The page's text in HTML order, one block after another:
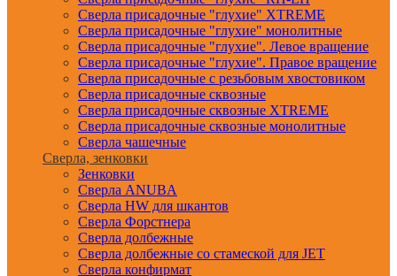
Сверла присадочные "глухие" XTREME
Сверла присадочные "глухие" монолитные
Сверла присадочные "глухие". Левое вращение
Сверла присадочные "глухие". Правое вращение
Сверла присадочные с резьбовым хвостовиком
Сверла присадочные сквозные
Сверла присадочные сквозные XTREME
Сверла присадочные сквозные монолитные
Сверла чашечные
Сверла, зенковки
Зенковки
Сверла ANUBA
Сверла HW для шкантов
Сверла Форстнера
Сверла долбежные
Сверла долбежные со стамеской для JET
Сверла конфирмат